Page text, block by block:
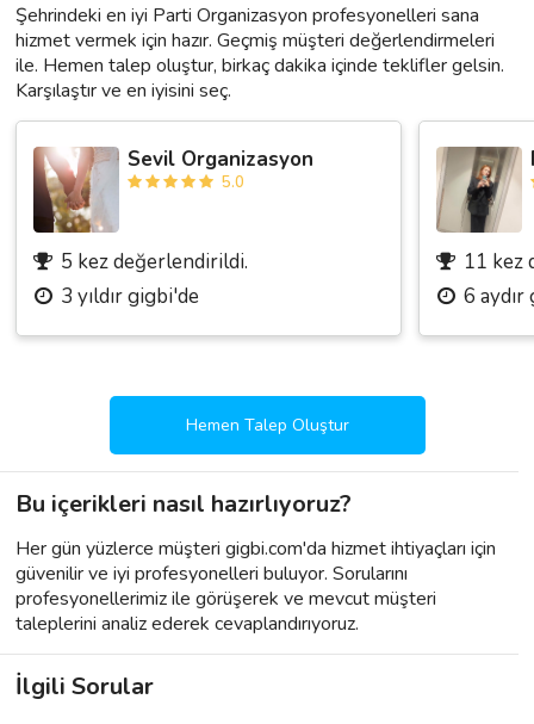
Şehrindeki en iyi Parti Organizasyon profesyonelleri sana
hizmet vermek için hazır. Geçmiş müşteri değerlendirmeleri
ile. Hemen talep oluştur, birkaç dakika içinde teklifler gelsin.
Karşılaştır ve en iyisini seç.
Sevil Organizasyon
5.0
5 kez değerlendirildi.
3 yıldır gigbi'de
11 kez
6
Hemen Talep Oluştur
Bu içerikleri nasıl hazırlıyoruz?
Her gün yüzlerce müşteri gigbi.com'da hizmet ihtiyaçları için
güvenilir ve iyi profesyonelleri buluyor. Sorularını
profesyonellerimiz ile görüşerek ve mevcut müşteri
taleplerini analiz ederek cevaplandırıyoruz.
İlgili Sorular